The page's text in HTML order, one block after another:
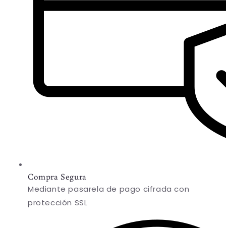
Compra Segura
Mediante pasarela de pago cifrada con
protección SSL